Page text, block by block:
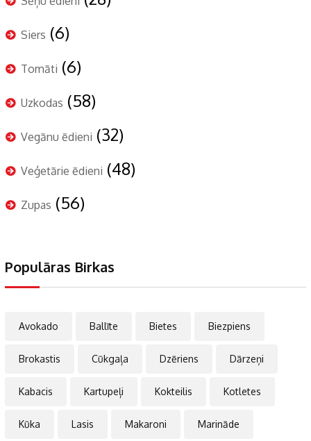
Siers (6)
Tomāti (6)
Uzkodas (58)
Vegānu ēdieni (32)
Veģetārie ēdieni (48)
Zupas (56)
Populāras Birkas
Avokado Ballīte Bietes Biezpiens
Brokastis Cūkgaļa Dzēriens Dārzeņi
Kabacis Kartupeļi Kokteilis Kotletes
Kūka Lasis Makaroni Marināde